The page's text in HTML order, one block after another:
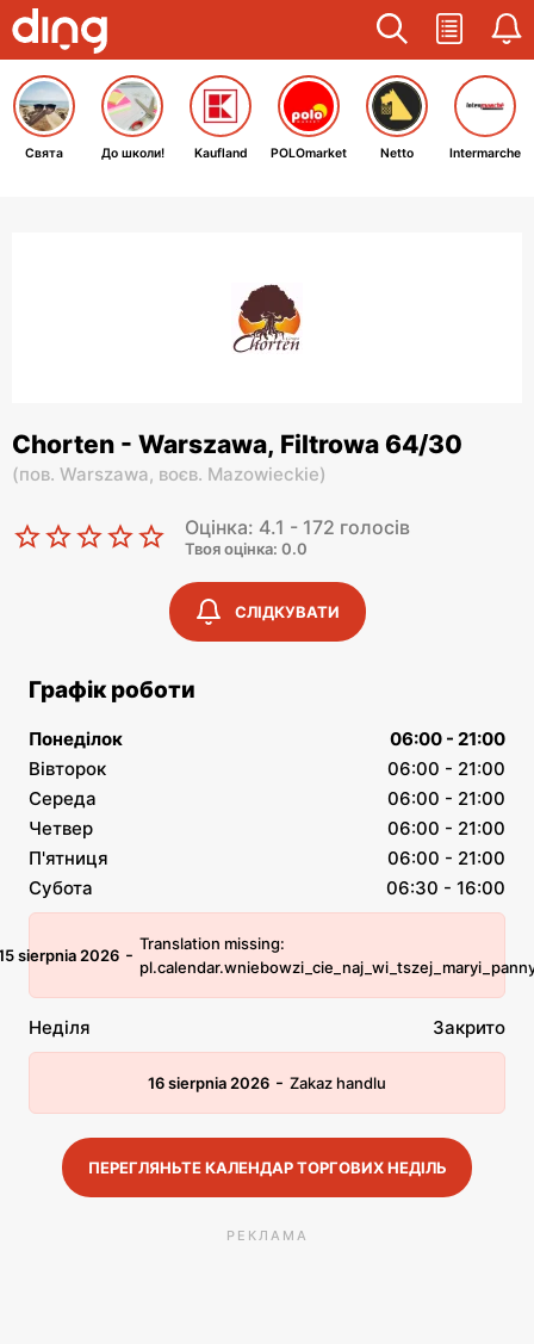
Свята До школи! Kaufland POLOmarket Netto Intermarche
Chorten - Warszawa, Filtrowa 64/30
(пов. Warszawa, воєв. Mazowieckie)
Оцінка: 4.1 - 172 голосів
Твоя оцінка: 0.0
СЛІДКУВАТИ
Графік роботи
Понеділок
06:00 - 21:00
Вівторок
06:00 - 21:00
Середа
06:00 - 21:00
Четвер
06:00 - 21:00
П'ятниця
06:00 - 21:00
Субота
06:30 - 16:00
sierpnia 2026 - Translation missing:
Неділя Закрито
16 sierpnia 2026 - Zakaz handlu
ПЕРЕГЛЯНЬТЕ КАЛЕНДАР ТОРГОВИХ НЕДІЛЬ
РЕКЛАМА